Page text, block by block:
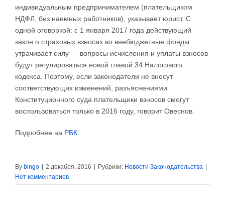
индивидуальным предпринимателем (плательщиком
НДФЛ, без наемных работников), указывает юрист. С
одной оговоркой: с 1 января 2017 года действующий
закон о страховых взносах во внебюджетные фонды
утрачивает силу — вопросы исчисления и уплаты взносов
будут регулироваться новой главой 34 Налогового
кодекса. Поэтому, если законодатели не внесут
соответствующих изменений, разъяснениями
Конституционного суда плательщики взносов смогут
воспользоваться только в 2016 году, говорит Овеснов.
Подробнее на РБК:
By bingo | 2 декабря, 2016 | Рубрики: Новости Законодательства |
Нет комментариев